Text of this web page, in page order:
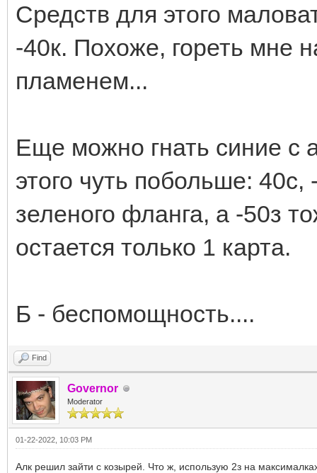
Средств для этого
-40к. Похоже, гореть мне
пламенем...
Еще можно гнать синие с
этого чуть побольше:
зеленого фланга, а -50з
остается только 1 карта.
Б - беспомощность....
Find
Governor
Moderator
01-22-2022, 10:03 PM
Алк решил зайти с козырей. Что ж, использую 2з на